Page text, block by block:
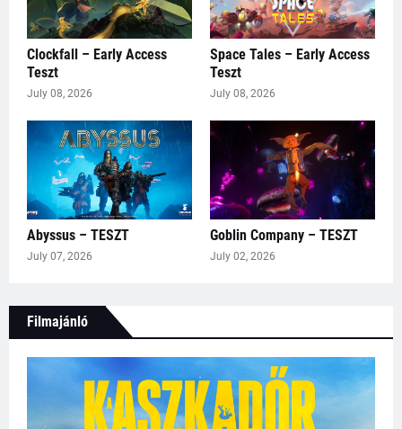
Clockfall – Early Access
Teszt
July 08, 2026
Space Tales – Early Access
Teszt
July 08, 2026
Abyssus – TESZT
July 07, 2026
Goblin Company – TESZT
July 02, 2026
Filmajánló